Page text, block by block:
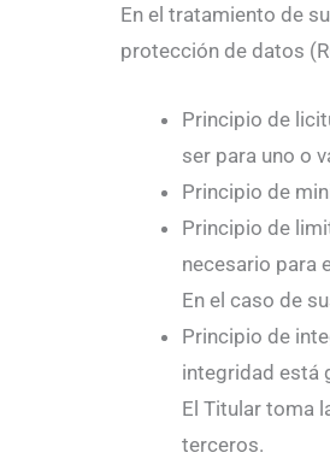
En el tratamiento de
protección de datos
Principio de
ser para uno o
Principio de
Principio de
necesario para
En el caso de
Principio de
integridad está
El Titular toma
terceros.